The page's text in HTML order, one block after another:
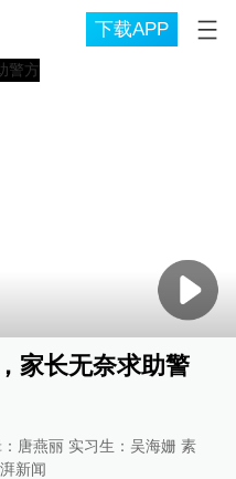
下载APP
家长无奈求助警
唐燕丽 实习生：吴海姗 素
新闻